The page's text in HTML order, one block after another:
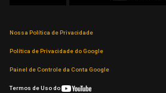
Nossa Política de Privacidade
Política de Privacidade do Google
Painel de Controle da Conta Google
Termos de Uso do